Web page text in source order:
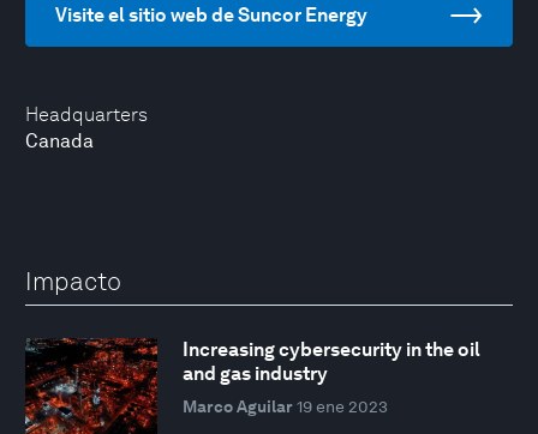
Headquarters
Canada
Visite el sitio web de Suncor Energy
Impacto
Increasing cybersecurity in the oil
and gas industry
Marco Aguilar 19 ene 2023